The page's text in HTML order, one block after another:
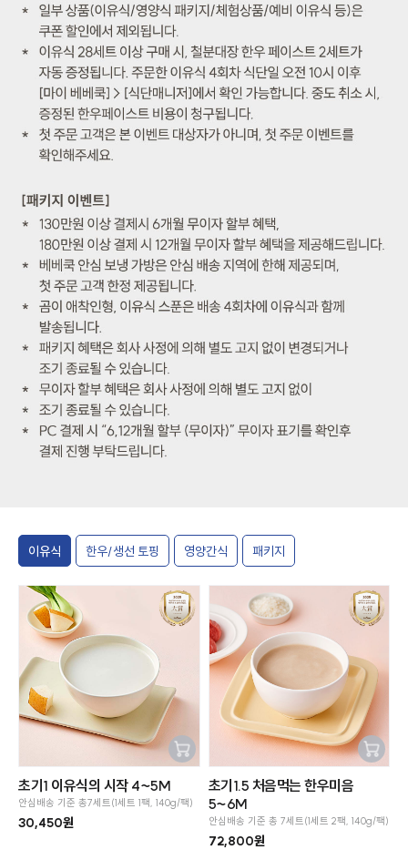
이유식 한우/생선 토핑 영양간식 패키지
초기1 이유식의 시작 4~5M
안심배송 기준 총7세트(1세트 1팩, 140g/팩)
30,450원
니추가
초기1.5 처음먹는 한우미음
5~6M
안심배송 기준 총 7세트(1세트 2팩, 140g/팩)
72,800원